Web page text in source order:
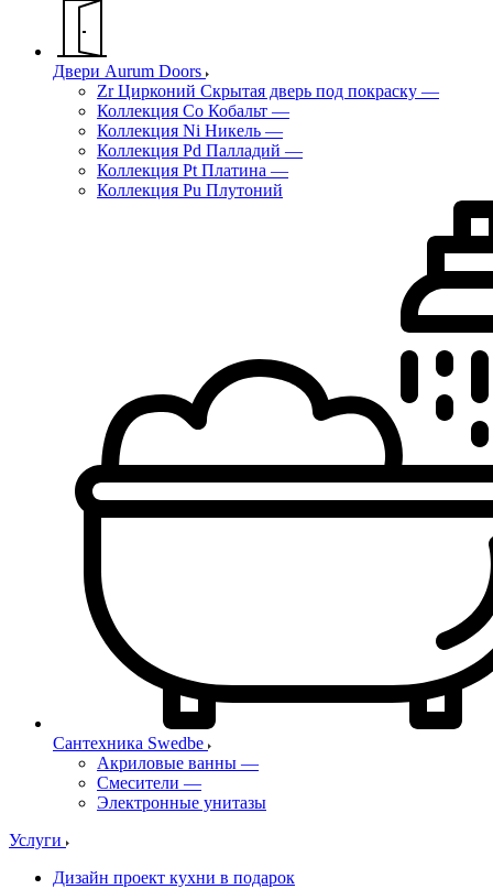
Двери Aurum Doors
Zr Цирконий Скрытая дверь под покраску —
Коллекция Co Кобальт —
Коллекция Ni Никель —
Коллекция Pd Палладий —
Коллекция Pt Платина —
Коллекция Pu Плутоний
Сантехника Swedbe
Акриловые ванны —
Смесители —
Электронные унитазы
Услуги
Дизайн проект кухни в подарок